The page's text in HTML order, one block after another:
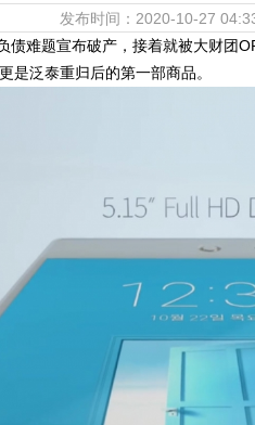
发布时间：2020-10-27
债难题宣布破产，接着就被大财团
是泛泰重归后的第一部商品。